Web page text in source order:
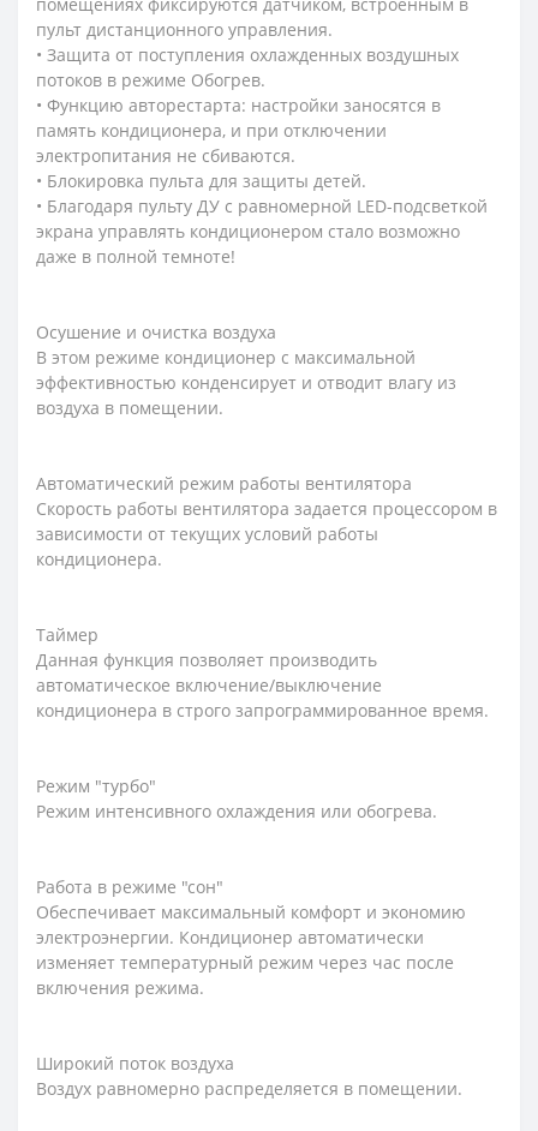
пульт дистанционного управления.
• Защита от поступления охлажденных воздушных
потоков в режиме Обогрев.
• Функцию авторестарта: настройки заносятся в
память кондиционера, и при отключении
электропитания не сбиваются.
• Блокировка пульта для защиты детей.
• Благодаря пульту ДУ с равномерной LED-подсветкой
экрана управлять кондиционером стало возможно
даже в полной темноте!
Осушение и очистка воздуха
В этом режиме кондиционер с максимальной
эффективностью конденсирует и отводит влагу из
воздуха в помещении.
Автоматический режим работы вентилятора
Скорость работы вентилятора задается процессором в
зависимости от текущих условий работы
кондиционера.
Таймер
Данная функция позволяет производить
автоматическое включение/выключение
кондиционера в строго запрограммированное время.
Режим "турбо"
Режим интенсивного охлаждения или обогрева.
Работа в режиме "сон"
Обеспечивает максимальный комфорт и экономию
электроэнергии. Кондиционер автоматически
изменяет температурный режим через час после
включения режима.
Широкий поток воздуха
Воздух равномерно распределяется в помещении.